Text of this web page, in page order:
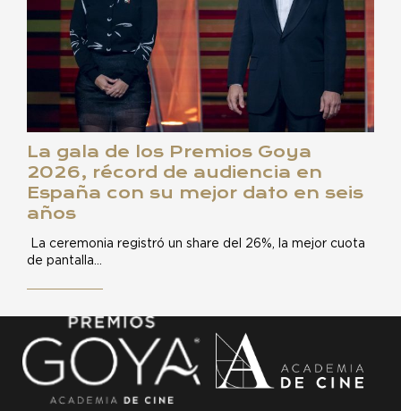
La gala de los Premios Goya
2026, récord de audiencia en
España con su mejor dato en seis
años
La ceremonia registró un share del 26%, la mejor cuota
de pantalla…